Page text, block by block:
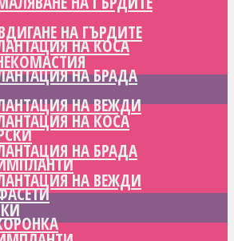
НА КОСА
НА БРАДА
НА ВЕЖДИ
НА ГЪРДИТЕ
НА КОСА
НА БРАДА
НА ВЕЖДИ